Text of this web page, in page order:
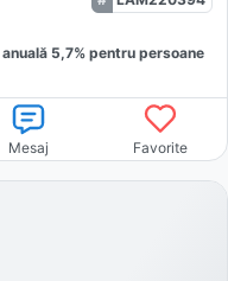
anuală 5,7% pentru persoane
Mesaj Favorite